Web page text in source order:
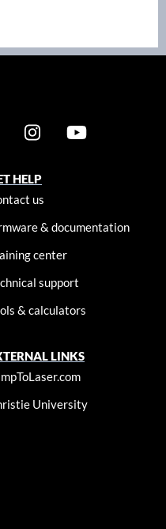
HELP
us
& documentation
center
support
& calculators
LINKS
University